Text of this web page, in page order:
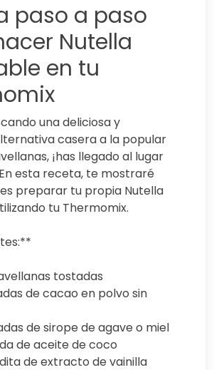
paso a paso
Nutella
en tu
una deliciosa y
casera a la popular
¡has llegado al lugar
esta receta, te mostraré
preparar tu propia Nutella
tu Thermomix.
tostadas
de cacao en polvo sin
de sirope de agave o miel
de aceite de coco
de extracto de vainilla